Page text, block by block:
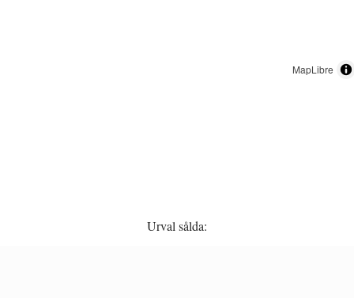
MapLibre
Urval sålda: